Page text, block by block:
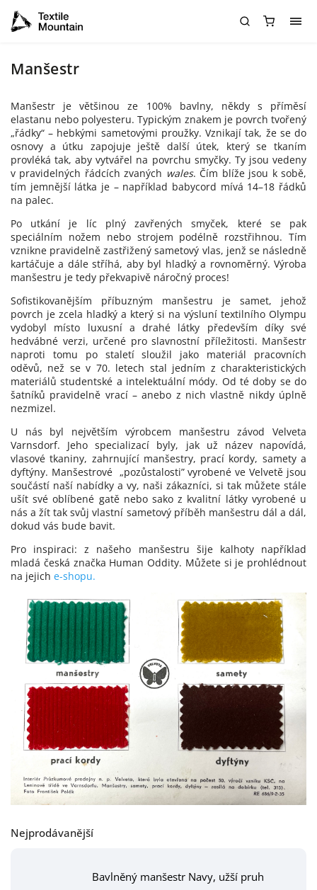
Manšestr
Manšestr je většinou ze 100% bavlny, někdy s příměsí
elastanu nebo polyesteru. Typickým znakem je povrch tvořený
„řádky“ – hebkými sametovými proužky. Vznikají tak, že se do
osnovy a útku zapojuje ještě další útek, který se tkaním
provléká tak, aby vytvářel na povrchu smyčky. Ty jsou vedeny
v pravidelných řádcích zvaných wales. Čím blíže jsou k sobě,
tím jemnější látka je – například babycord mívá 14–18 řádků
na palec.
Po utkání je líc plný zavřených smyček, které se pak
speciálním nožem nebo strojem podélně rozstřihnou. Tím
vznikne pravidelně zastřižený sametový vlas, jenž se následně
kartáčuje a dále stříhá, aby byl hladký a rovnoměrný. Výroba
manšestru je tedy překvapivě náročný proces!
Sofistikovanějším příbuzným manšestru je samet, jehož
povrch je zcela hladký a který si na výsluní textilního Olympu
vydobyl místo luxusní a drahé látky především díky své
hedvábné verzi, určené pro slavnostní příležitosti. Manšestr
naproti tomu po staletí sloužil jako materiál pracovních
oděvů, než se v 70. letech stal jedním z charakteristických
materiálů studentské a intelektuální módy. Od té doby se do
šatníků pravidelně vrací – anebo z nich vlastně nikdy úplně
nezmizel.
U nás byl největším výrobcem manšestru závod Velveta
Varnsdorf. Jeho specializací byly, jak už název napovídá,
vlasové tkaniny, zahrnující manšestry, prací kordy, samety a
dyftýny. Manšestrové „pozůstalosti” vyrobené ve Velvetě jsou
součástí naší nabídky a vy, naši zákazníci, si tak můžete stále
ušít své oblíbené gatě nebo sako z kvalitní látky vyrobené u
nás a žít tak svůj vlastní sametový příběh manšestru dál a dál,
dokud vás bude bavit.
Pro inspiraci: z našeho manšestru šije kalhoty například
mladá česká značka Human Oddity. Můžete si je prohlédnout
na jejich e-shopu.
Nejprodávanější
Bavlněný manšestr Navy, užší pruh